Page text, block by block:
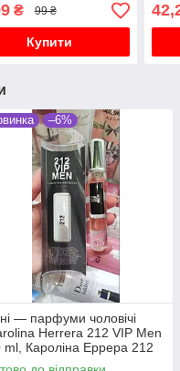
₴ 99 ₴
Купити
–6%
— парфуми чоловічі
Herrera 212 VIP Men
ml, Кароліна Еррера 212
Мен